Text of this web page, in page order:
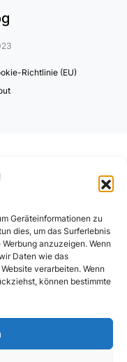
Geräteinformationen zu
dies, um das Surferlebnis
anzuzeigen. Wenn
Daten wie das
verarbeiten. Wenn
können bestimmte
Richtlinie (EU)